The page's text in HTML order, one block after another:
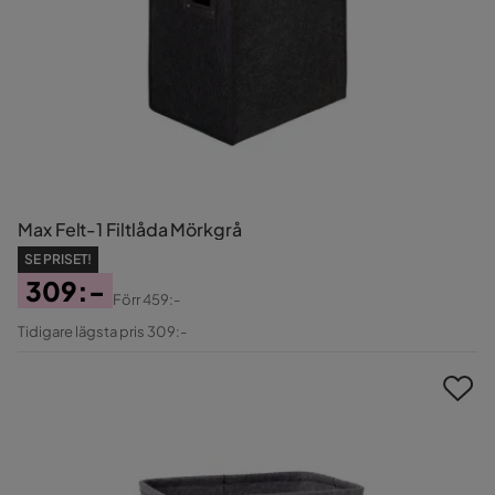
Max Felt-1 Filtlåda Mörkgrå
SE PRISET!
Pris
309:-
Original
Förr459:-
Tidigare lägsta pris 309:-